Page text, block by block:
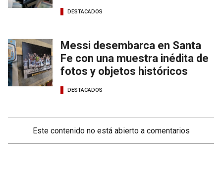
DESTACADOS
Messi desembarca en Santa
Fe con una muestra inédita de
fotos y objetos históricos
DESTACADOS
Este contenido no está abierto a comentarios